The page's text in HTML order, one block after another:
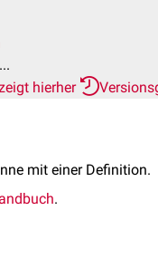
hierher
mit einer Definition.
.